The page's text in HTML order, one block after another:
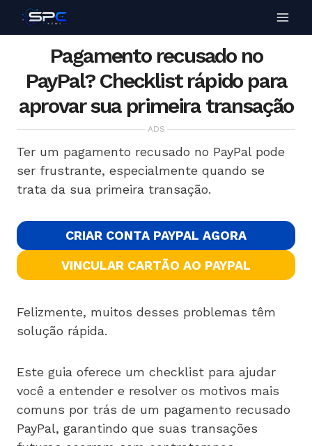
Pagamento recusado no
PayPal? Checklist rápido para
aprovar sua primeira transação
ADS
Ter um pagamento recusado no PayPal pode
ser frustrante, especialmente quando se
trata da sua primeira transação.
CRIAR CONTA PAYPAL AGORA
VINCULAR CARTÃO AO PAYPAL
Felizmente, muitos desses problemas têm
solução rápida.
Este guia oferece um checklist para ajudar
você a entender e resolver os motivos mais
comuns por trás de um pagamento recusado
PayPal, garantindo que suas transações